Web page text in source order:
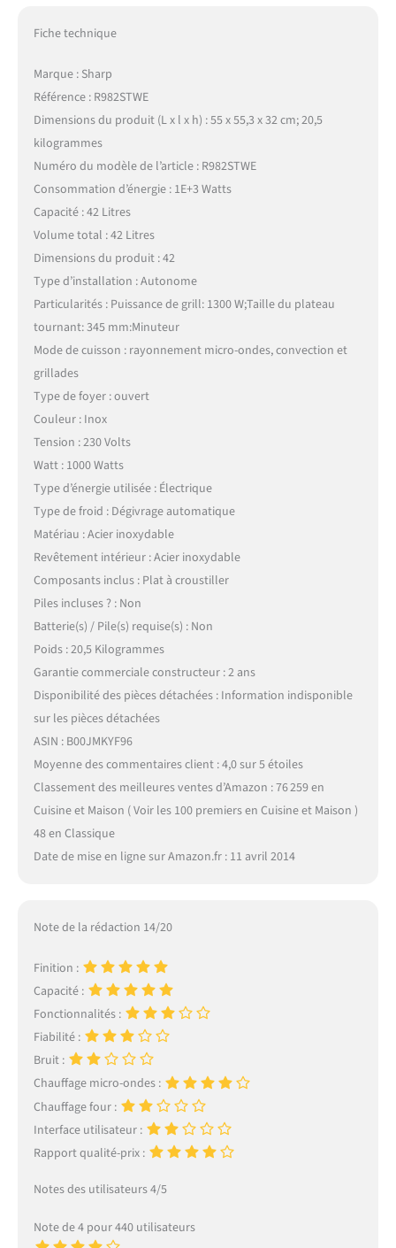
Fiche technique
Marque : Sharp
Référence : R982STWE
Dimensions du produit (L x l x h) : 55 x 55,3 x 32 cm; 20,5
kilogrammes
Numéro du modèle de l’article : R982STWE
Consommation d’énergie : 1E+3 Watts
Capacité : 42 Litres
Volume total : 42 Litres
Dimensions du produit : 42
Type d’installation : Autonome
Particularités : Puissance de grill: 1300 W;Taille du plateau
tournant: 345 mm:Minuteur
Mode de cuisson : rayonnement micro-ondes, convection et
grillades
Type de foyer : ouvert
Couleur : Inox
Tension : 230 Volts
Watt : 1000 Watts
Type d’énergie utilisée : Électrique
Type de froid : Dégivrage automatique
Matériau : Acier inoxydable
Revêtement intérieur : Acier inoxydable
Composants inclus : Plat à croustiller
Piles incluses ? : Non
Batterie(s) / Pile(s) requise(s) : Non
Poids : 20,5 Kilogrammes
Garantie commerciale constructeur : 2 ans
Disponibilité des pièces détachées : Information indisponible
sur les pièces détachées
ASIN : B00JMKYF96
Moyenne des commentaires client : 4,0 sur 5 étoiles
Classement des meilleures ventes d’Amazon : 76 259 en
Cuisine et Maison ( Voir les 100 premiers en Cuisine et Maison )
48 en Classique
Date de mise en ligne sur Amazon.fr : 11 avril 2014
Note de la rédaction 14/20
Finition :
Capacité :
Fonctionnalités :
Fiabilité :
Bruit :
Chauffage micro-ondes :
Chauffage four :
Interface utilisateur :
Rapport qualité-prix :
Notes des utilisateurs 4/5
Note de 4 pour 440 utilisateurs